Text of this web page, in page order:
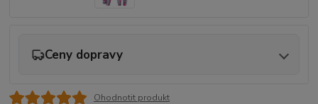
Ceny dopravy
Ohodnotit produkt